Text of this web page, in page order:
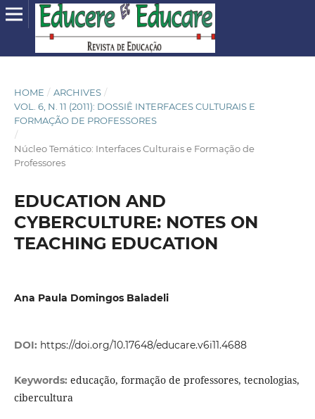
HOME / ARCHIVES /
VOL. 6, N. 11 (2011): DOSSIÊ INTERFACES CULTURAIS E
FORMAÇÃO DE PROFESSORES
/
Núcleo Temático: Interfaces Culturais e Formação de
Professores
EDUCATION AND
CYBERCULTURE: NOTES ON
TEACHING EDUCATION
Ana Paula Domingos Baladeli
DOI: https://doi.org/10.17648/educare.v6i11.4688
Keywords: educação, formação de professores, tecnologias,
cibercultura